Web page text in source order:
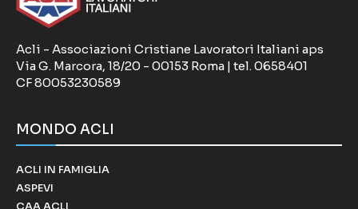
Acli - Associazioni Cristiane Lavoratori Italiani aps
Via G. Marcora, 18/20 - 00153 Roma | tel. 0658401
CF 80053230589
MONDO ACLI
ACLI IN FAMIGLIA
ASPEVI